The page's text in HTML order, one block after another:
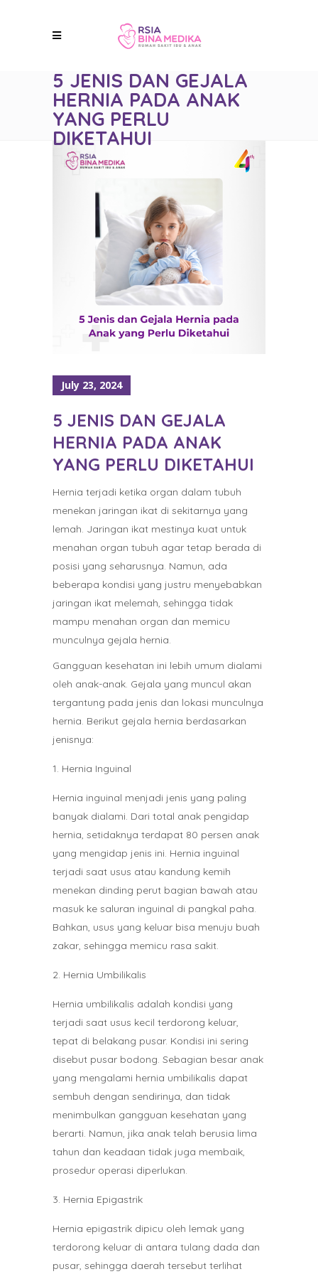
5 JENIS DAN GEJALA
HERNIA PADA ANAK
YANG PERLU
DIKETAHUI
July 23, 2024
5 JENIS DAN GEJALA
HERNIA PADA ANAK
YANG PERLU DIKETAHUI
Hernia terjadi ketika organ dalam tubuh
menekan jaringan ikat di sekitarnya yang
lemah. Jaringan ikat mestinya kuat untuk
menahan organ tubuh agar tetap berada di
posisi yang seharusnya. Namun, ada
beberapa kondisi yang justru menyebabkan
jaringan ikat melemah, sehingga tidak
mampu menahan organ dan memicu
munculnya gejala hernia.
Gangguan kesehatan ini lebih umum dialami
oleh anak-anak. Gejala yang muncul akan
tergantung pada jenis dan lokasi munculnya
hernia. Berikut gejala hernia berdasarkan
jenisnya:
Hernia Inguinal
Hernia inguinal menjadi jenis yang paling
banyak dialami. Dari total anak pengidap
hernia, setidaknya terdapat 80 persen anak
yang mengidap jenis ini. Hernia inguinal
terjadi saat usus atau kandung kemih
menekan dinding perut bagian bawah atau
masuk ke saluran inguinal di pangkal paha.
Bahkan, usus yang keluar bisa menuju buah
zakar, sehingga memicu rasa sakit.
Hernia Umbilikalis
Hernia umbilikalis adalah kondisi yang
terjadi saat usus kecil terdorong keluar,
tepat di belakang pusar. Kondisi ini sering
disebut pusar bodong. Sebagian besar anak
yang mengalami hernia umbilikalis dapat
sembuh dengan sendirinya, dan tidak
menimbulkan gangguan kesehatan yang
berarti. Namun, jika anak telah berusia lima
tahun dan keadaan tidak juga membaik,
prosedur operasi diperlukan.
Hernia Epigastrik
Hernia epigastrik dipicu oleh lemak yang
terdorong keluar di antara tulang dada dan
pusar, sehingga daerah tersebut terlihat